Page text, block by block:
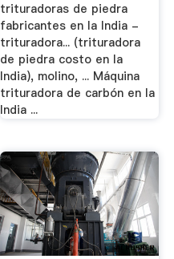
trituradoras de piedra
fabricantes en la India -
trituradora... (trituradora
de piedra costo en la
India), molino, ... Máquina
trituradora de carbón en la
India ...